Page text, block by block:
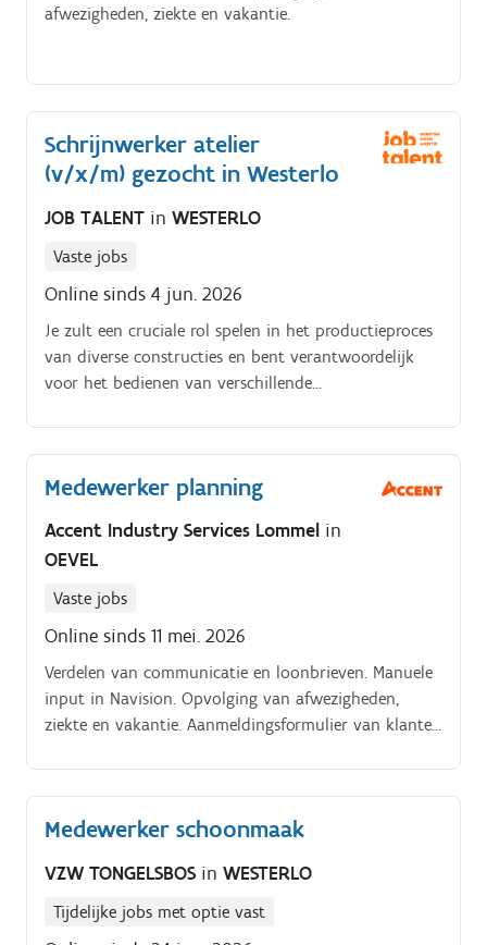
afwezigheden, ziekte en vakantie.
Schrijnwerker atelier
(v/x/m) gezocht in Westerlo
JOB TALENT in WESTERLO
Vaste jobs
Online sinds 4 jun. 2026
Je zult een cruciale rol spelen in het productieproces
van diverse constructies en bent verantwoordelijk
voor het bedienen van verschillende
gemiddelde werkdag begint met het doornemen van
de dagplanning en het voorbereiden van de
houtbewerkingsmachines. Je werkt nauw samen met
vervaardigen die voldoen aan de hoogste
standaarden.
Medewerker planning
Accent Industry Services Lommel in
OEVEL
Vaste jobs
Online sinds 11 mei. 2026
Verdelen van communicatie en loonbrieven. Manuele
input in Navision. Opvolging van afwezigheden,
ziekte en vakantie. Aanmeldingsformulier van klanten
Medewerker schoonmaak
VZW TONGELSBOS in WESTERLO
Tijdelijke jobs met optie vast